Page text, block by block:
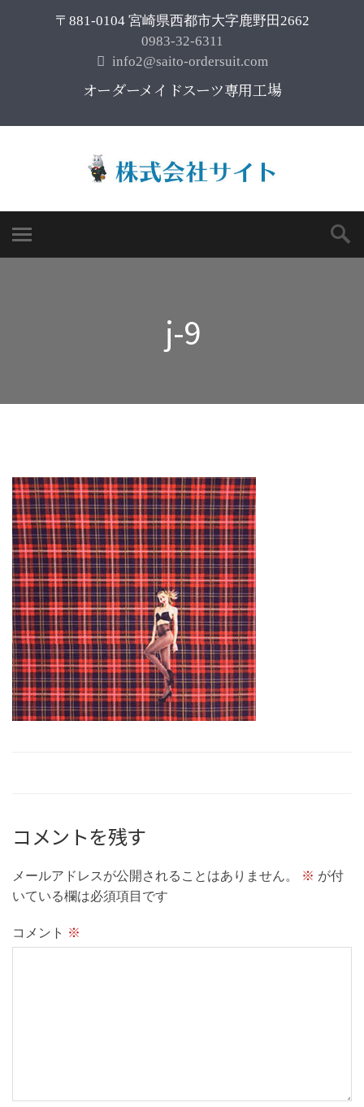
〒881-0104 宮崎県西都市大字鹿野田2662
0983-32-6311
info2@saito-ordersuit.com
オーダーメイドスーツ専用工場
j-9
Google+ Email
コメントを残す
メールアドレスが公開されることはありません。 ※ が付
いている欄は必須項目です
コメント ※